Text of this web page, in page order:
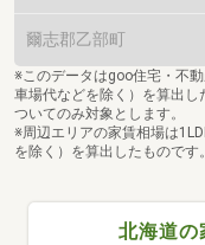
爾志郡乙部町
※このデータはgoo住宅・不
車場代などを除く）を算出
ついてのみ対象とします。
※周辺エリアの家賃相場は
を除く）を算出したものです。
北海道の